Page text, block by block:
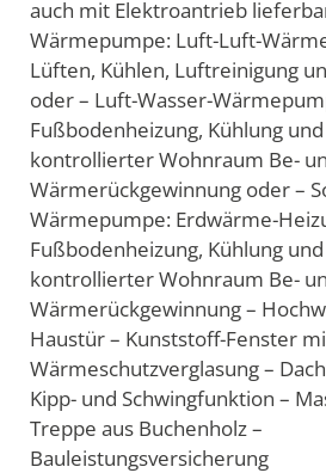
auch mit Elektroantrieb
Wärmepumpe: Luft-Luft-
Lüften, Kühlen, Luftreinigung
oder – Luft-Wasser-
Fußbodenheizung, Kühlung
kontrollierter Wohnraum Be-
Wärmerückgewinnung oder –
Wärmepumpe: Erdwärme-
Fußbodenheizung, Kühlung
kontrollierter Wohnraum Be-
Wärmerückgewinnung –
Haustür – Kunststoff-Fenster
Wärmeschutzverglasung –
Kipp- und Schwingfunktion –
Treppe aus Buchenholz –
Bauleistungsversicherung